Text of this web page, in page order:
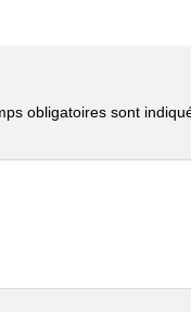
obligatoires sont